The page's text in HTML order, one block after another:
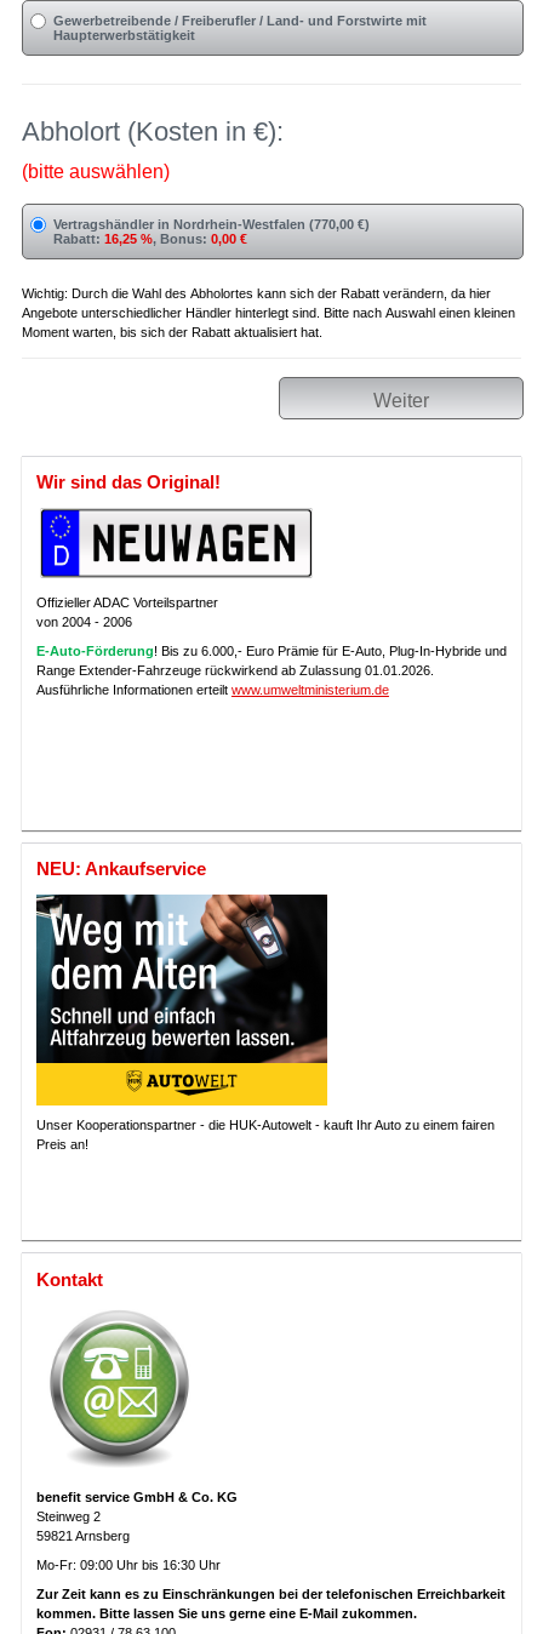
Gewerbetreibende / Freiberufler / Land- und Forstwirte mit
Haupterwerbstätigkeit
Abholort (Kosten in €):
(bitte auswählen)
Vertragshändler in Nordrhein-Westfalen (770,00 €)
Rabatt: 16,25 %, Bonus: 0,00 €
Wichtig: Durch die Wahl des Abholortes kann sich der Rabatt verändern, da hier
Angebote unterschiedlicher Händler hinterlegt sind. Bitte nach Auswahl einen kleinen
Moment warten, bis sich der Rabatt aktualisiert hat.
Weiter
Wir sind das Original!
Offizieller ADAC Vorteilspartner
von 2004 - 2006
E-Auto-Förderung! Bis zu 6.000,- Euro Prämie für E-Auto, Plug-In-Hybride und
Range Extender-Fahrzeuge rückwirkend ab Zulassung 01.01.2026.
Ausführliche Informationen erteilt www.umweltministerium.de
NEU: Ankaufservice
Unser Kooperationspartner - die HUK-Autowelt - kauft Ihr Auto zu einem fairen
Preis an!
Kontakt
benefit service GmbH & Co. KG
Steinweg 2
59821 Arnsberg
Mo-Fr: 09:00 Uhr bis 16:30 Uhr
Zur Zeit kann es zu Einschränkungen bei der telefonischen Erreichbarkeit
kommen. Bitte lassen Sie uns gerne eine E-Mail zukommen.